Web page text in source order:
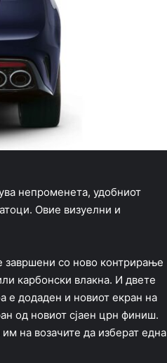
непроменета, удобниот
Овие визуелни и
завршени со ново контрирање
карбонски влакна. И двете
е додаден и новиот екран на
од новиот сјаен црн финиш.
на возачите да изберат една